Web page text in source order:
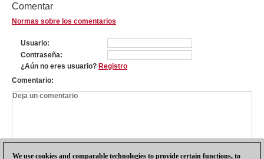
Comentar
Normas sobre los comentarios
Usuario
Contraseña
¿Aún no eres usuario? Registro
Comentario
We use cookies and comparable technologies to provide certain functions, to